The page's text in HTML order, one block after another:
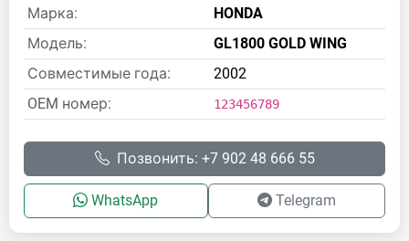
Марка:
HONDA
Модель:
GL1800 GOLD WING
Совместимые года:
2002
OEM номер:
123456789
Позвонить: +7 902 48 666 55
WhatsApp Telegram